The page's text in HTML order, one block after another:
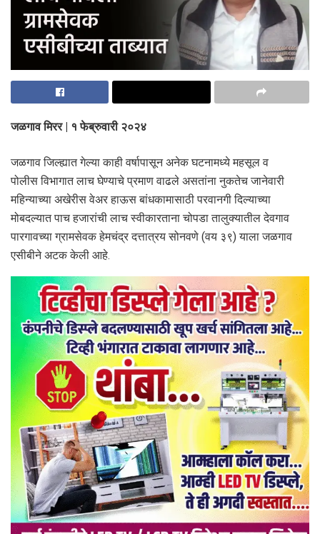
जळगाव मिरर | १ फेब्रुवारी २०२४
जळगाव जिल्ह्यात गेल्या काही वर्षापासून अनेक घटनामध्ये महसूल व
पोलीस विभागात लाच घेण्याचे प्रमाण वाढले असतांना नुकतेच जानेवारी
महिन्याच्या अखेरीस वेअर हाऊस बांधकामासाठी परवानगी दिल्याच्या
मोबदल्यात पाच हजारांची लाच स्वीकारताना चोपडा तालुक्यातील देवगाव
पारगावच्या ग्रामसेवक हेमचंद्र दत्तात्रय सोनवणे (वय ३९) याला जळगाव
एसीबीने अटक केली आहे.